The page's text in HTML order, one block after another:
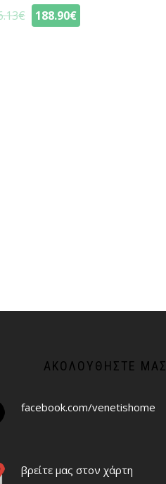
€ 188.90€
ΑΚΟΛΟΥΘΉΣΤΕ ΜΑΣ
facebook.com/venetishome
βρείτε μας στον χάρτη